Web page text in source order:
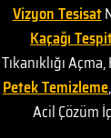
Vizyon Tesisat
Kaçağı
Tıkanıklığı
Petek Temizleme
Acil Çözüm